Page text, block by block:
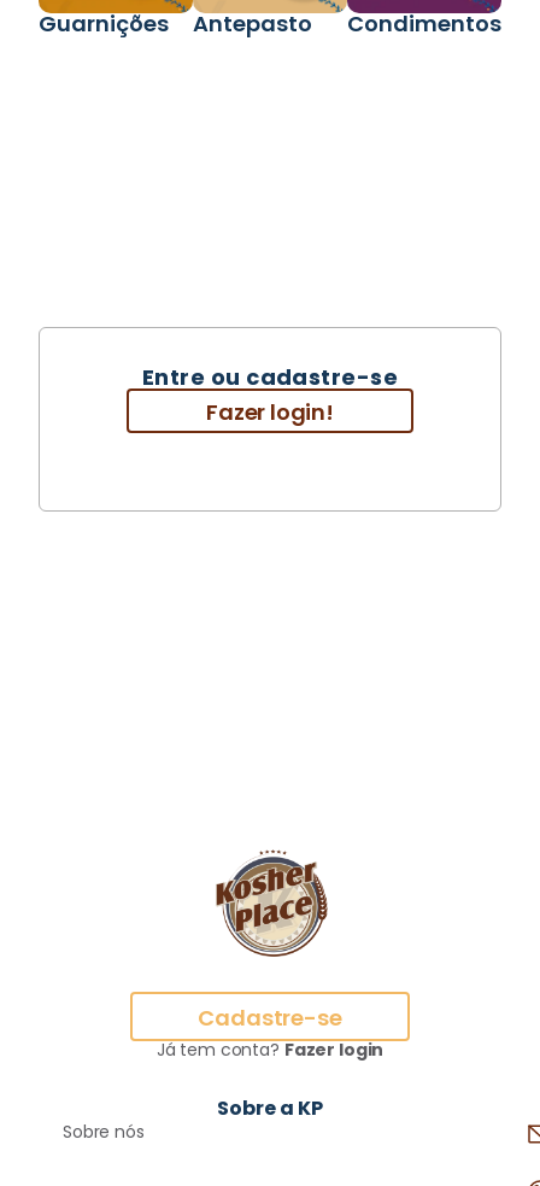
Guarnições Antepasto Condimentos
Entre ou cadastre-se
Fazer login!
Cadastre-se
Já tem conta?Fazer login
Sobre a KP
Sobre nós